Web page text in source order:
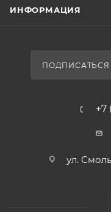
ИНФОРМАЦИЯ
+7
ул.